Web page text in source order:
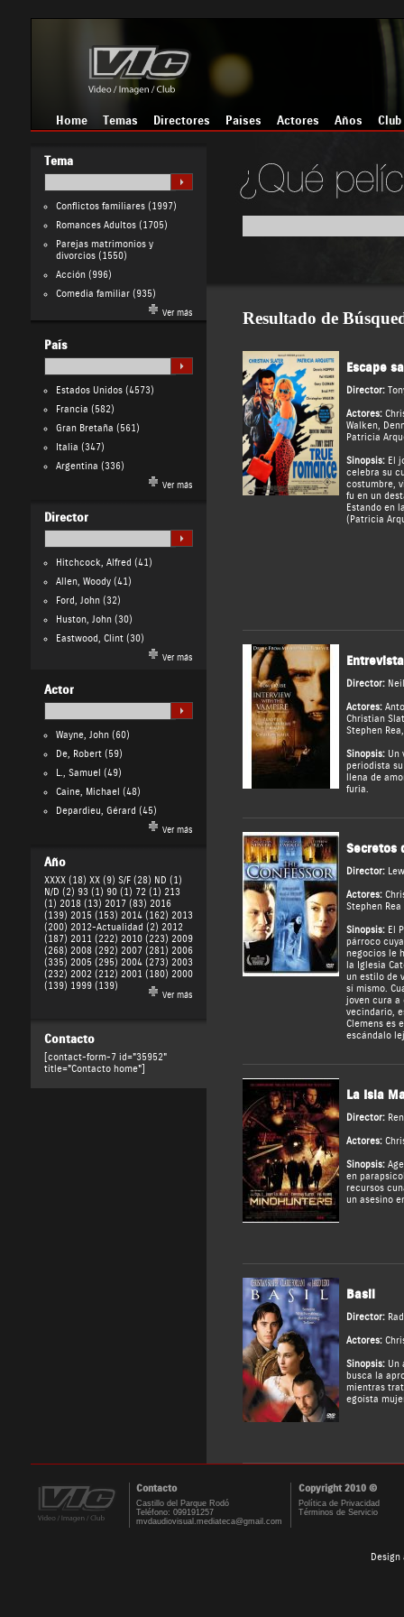
Home Temas Directores Países Actores Años Club
Tema
Conflictos familiares(1997)
Romances Adultos(1705)
Parejas matrimonios y
divorcios(1550)
Acción(996)
Comedia familiar(935)
Ver más
País
Estados Unidos(4573)
Francia (582)
Gran Bretaña (561)
Italia (347)
Argentina (336)
Ver más
Director
Hitchcock, Alfred (41)
Allen, Woody(41)
Ford, John(32)
Huston, John(30)
Eastwood, Clint(30)
Ver más
Actor
Wayne, John(60)
De, Robert(59)
L., Samuel (49)
Caine, Michael (48)
Depardieu, Gérard (45)
Ver más
Año
XXXX (18) XX (9) S/F (28) ND (1)
N/D (2) 93 (1) 90 (1) 72 (1) 213
(1) 2018 (13) 2017 (83) 2016
(139) 2015 (153) 2014 (162) 2013
(200) 2012-Actualidad (2) 2012
(187) 2011 (222) 2010 (223) 2009
(268) 2008 (292) 2007 (281) 2006
(335) 2005 (295) 2004 (273) 2003
(232) 2002 (212) 2001 (180) 2000
(139) 1999 (139)
Ver más
Contacto
[contact-form-7 id="35952"
title="Contacto home"]
Resultado de
Escape
Director:
Actores:
Walken,
Patricia
Sinopsis:El
celebra su
costumbre,
fu en un
Estando en
(Patricia
Director:
Actores:
Christian
Stephen Rea
Sinopsis:Un
periodista
llena de
furia.
Secretos
Director:
Actores:
Stephen Rea
Sinopsis:El
párroco
negocios le
la Iglesia
un estilo de
sí mismo.
joven cura a
vecindario,
Clemens es
escándalo
La Isla
Director:
Actores:
Sinopsis:
en
recursos
un asesino
Basil
Director:
Actores:
Sinopsis:Un
busca la
mientras
egoísta
Contacto Copyright 2010 ©
Castillo del Parque Rodó
Teléfono: 099191257
mvdaudiovisual.mediateca@gmail.com
Política de Privacidad
Términos de Servicio